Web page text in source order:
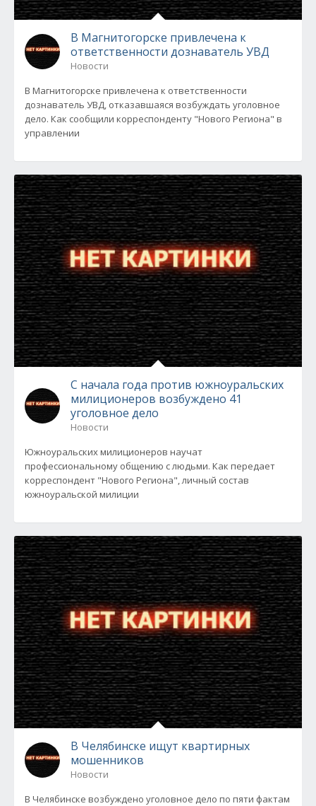
В Магнитогорске привлечена к
ответственности дознаватель УВД
Новости
В Магнитогорске привлечена к ответственности
дознаватель УВД, отказавшаяся возбуждать уголовное
дело. Как сообщили корреспонденту "Нового Региона" в
управлении
С начала года против южноуральских
милиционеров возбуждено 41
уголовное дело
Новости
Южноуральских милиционеров научат
профессиональному общению с людьми. Как передает
корреспондент "Нового Региона", личный состав
южноуральской милиции
В Челябинске ищут квартирных
мошенников
Новости
В Челябинске возбуждено уголовное дело по пяти фактам